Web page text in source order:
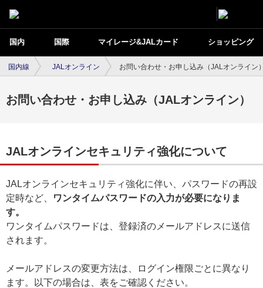
国内 国際 マイレージ&JALカード ショッピング
国内線 JALオンライン お問い合わせ・お申し込み（JALオンライン
お問い合わせ・お申し込み（JALオンライン）
JALオンラインセキュリティ強化について
JALオンラインセキュリティ強化に伴い、パスワードの再設
定時など、
ワンタイムパスワードの入力が必要になりま
す。
ワンタイムパスワードは、登録済のメールアドレスに送信
されます。
メールアドレスの変更方法は、ログイン権限ごとに異なり
ます。以下の場合は、表をご確認ください。